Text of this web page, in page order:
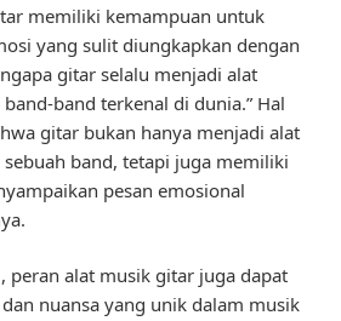
memiliki kemampuan untuk
yang sulit diungkapkan dengan
gitar selalu menjadi alat
band terkenal di dunia.” Hal
gitar bukan hanya menjadi alat
band, tetapi juga memiliki
pesan emosional
peran alat musik gitar juga dapat
nuansa yang unik dalam musik